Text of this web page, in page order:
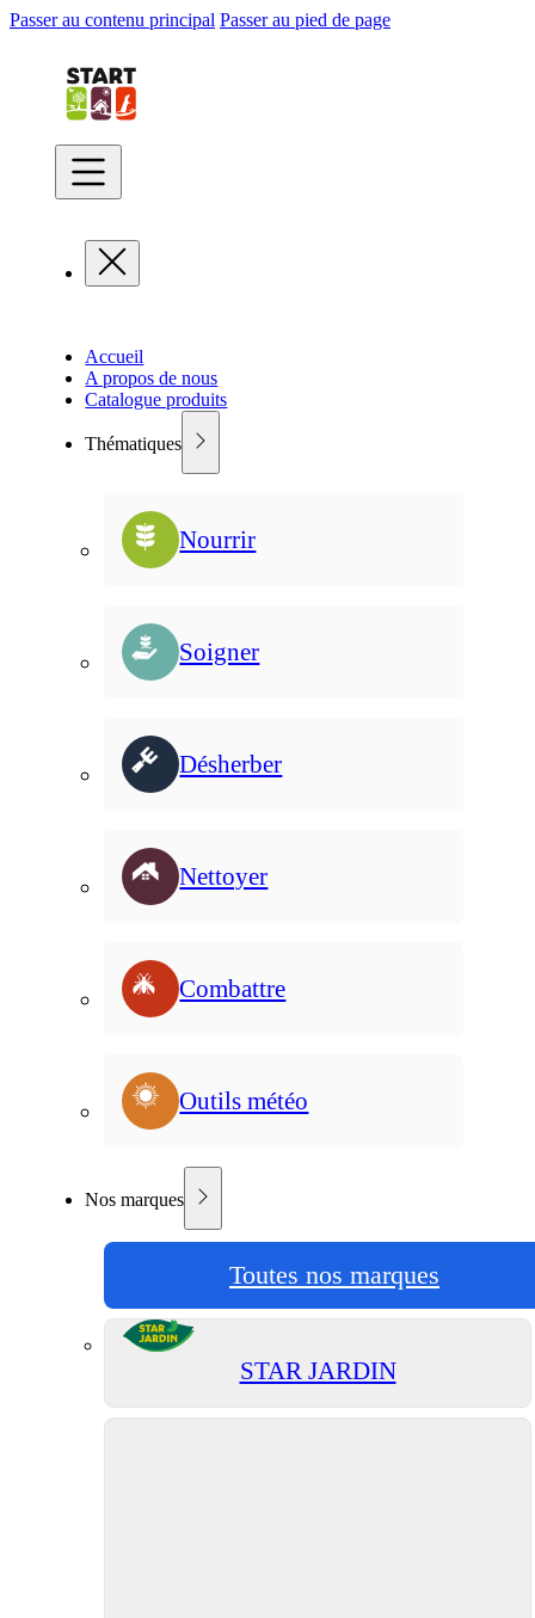
Passer au contenu principal Passer au pied de page
Accueil
A propos de nous
Catalogue produits
Thématiques
Nourrir
Soigner
Désherber
Nettoyer
Combattre
Outils météo
Nos marques
Toutes nos marques
STAR JARDIN